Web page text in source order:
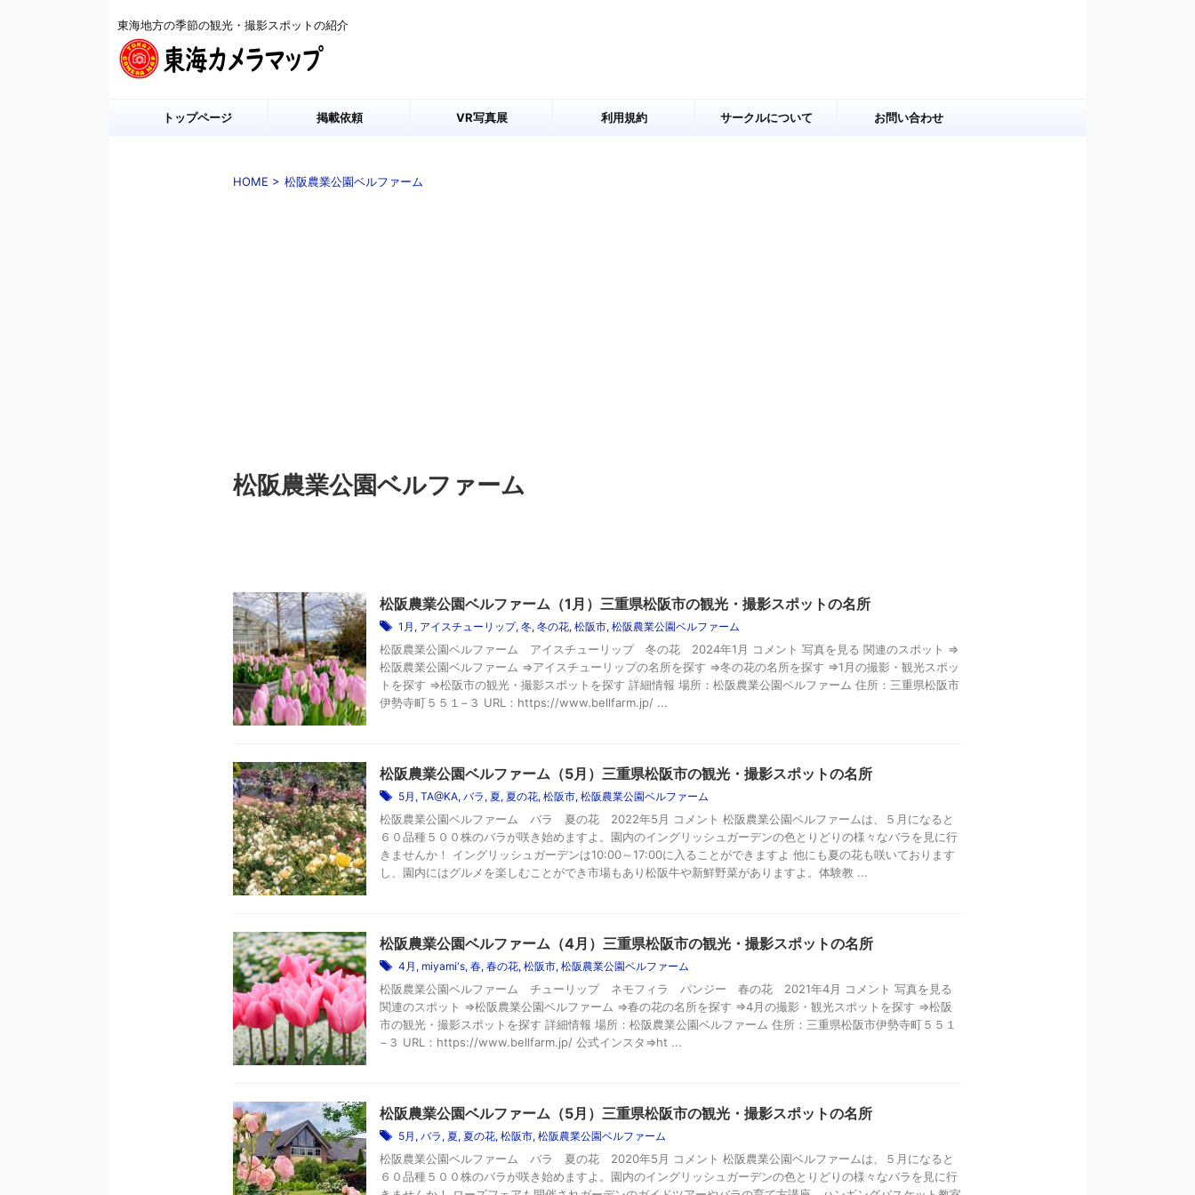
東海地方の季節の観光・撮影スポットの紹介
トップページ 掲載依頼 VR写真展 利用規約 サークルについて お問い合わせ
HOME > 松阪農業公園ベルファーム
松阪農業公園ベルファーム
松阪農業公園ベルファーム（1月）三重県松阪市の観光・撮影スポットの名所
1月 , アイスチューリップ, 冬, 冬の花, 松阪市, 松阪農業公園ベルファーム
松阪農業公園ベルファーム アイスチューリップ 冬の花 2024年1月 コメント 写真を見る 関連のスポット ⇒
松阪農業公園ベルファーム ⇒アイスチューリップの名所を探す ⇒冬の花の名所を探す ⇒1月の撮影・観光スポッ
トを探す ⇒松阪市の観光・撮影スポットを探す 詳細情報 場所：松阪農業公園ベルファーム 住所：三重県松阪市
伊勢寺町５５１−３ URL：https://www.bellfarm.jp/ ...
松阪農業公園ベルファーム（5月）三重県松阪市の観光・撮影スポットの名所
5月 , TA@KA, バラ , 夏, 夏の花, 松阪市, 松阪農業公園ベルファーム
松阪農業公園ベルファーム バラ 夏の花 2022年5月 コメント 松阪農業公園ベルファームは、５月になると
６０品種５００株のバラが咲き始めますよ。園内のイングリッシュガーデンの色とりどりの様々なバラを見に行
きませんか！ イングリッシュガーデンは10:00～17:00に入ることができますよ 他にも夏の花も咲いております
し、園内にはグルメを楽しむことができ市場もあり松阪牛や新鮮野菜がありますよ。体験教 ...
松阪農業公園ベルファーム（4月）三重県松阪市の観光・撮影スポットの名所
4月 , miyami's, 春, 春の花, 松阪市, 松阪農業公園ベルファーム
松阪農業公園ベルファーム チューリップ ネモフィラ パンジー 春の花 2021年4月 コメント 写真を見る
関連のスポット ⇒松阪農業公園ベルファーム ⇒春の花の名所を探す ⇒4月の撮影・観光スポットを探す ⇒松阪
市の観光・撮影スポットを探す 詳細情報 場所：松阪農業公園ベルファーム 住所：三重県松阪市伊勢寺町５５１
−３ URL：https://www.bellfarm.jp/ 公式インスタ⇒ht ...
松阪農業公園ベルファーム（5月）三重県松阪市の観光・撮影スポットの名所
5月 , バラ , 夏, 夏の花, 松阪市, 松阪農業公園ベルファーム
松阪農業公園ベルファーム バラ 夏の花 2020年5月 コメント 松阪農業公園ベルファームは、５月になると
６０品種５００株のバラが咲き始めますよ。園内のイングリッシュガーデンの色とりどりの様々なバラを見に行